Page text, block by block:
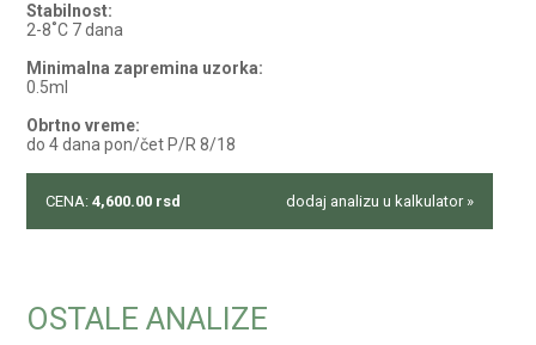
Stabilnost:
2-8˚C 7 dana
Minimalna zapremina uzorka:
0.5ml
Obrtno vreme:
do 4 dana pon/čet P/R 8/18
CENA: 4,600.00 rsd dodaj analizu u kalkulator »
OSTALE ANALIZE